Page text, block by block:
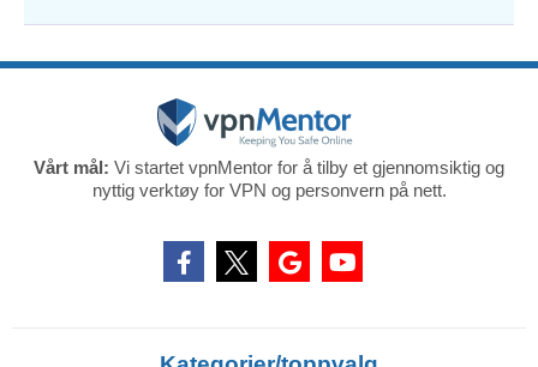
Vårt mål: Vi startet vpnMentor for å tilby et gjennomsiktig og
nyttig verktøy for VPN og personvern på nett.